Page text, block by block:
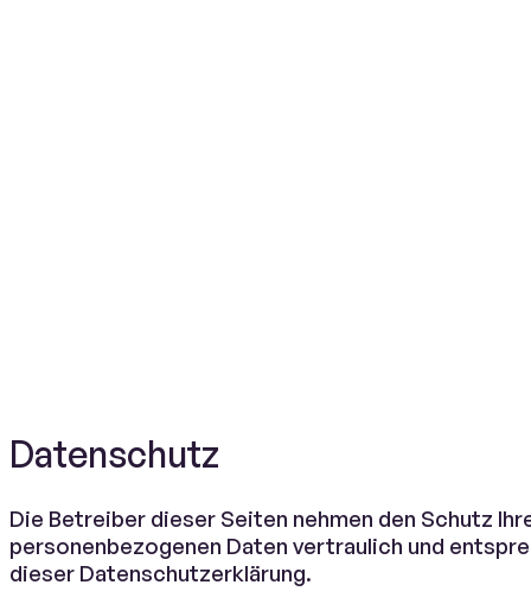
Datenschutz
Die Betreiber dieser Seiten nehmen den Schutz
personenbezogenen Daten vertraulich und
dieser Datenschutzerklärung.